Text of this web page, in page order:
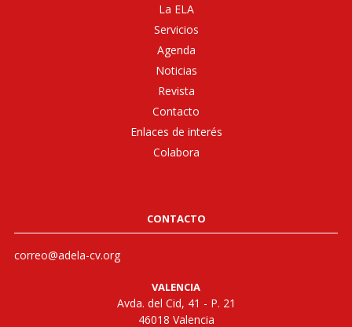
La ELA
Servicios
Agenda
Noticias
Revista
Contacto
Enlaces de interés
Colabora
CONTACTO
correo@adela-cv.org
VALENCIA
Avda. del Cid, 41 - P. 21
46018 Valencia